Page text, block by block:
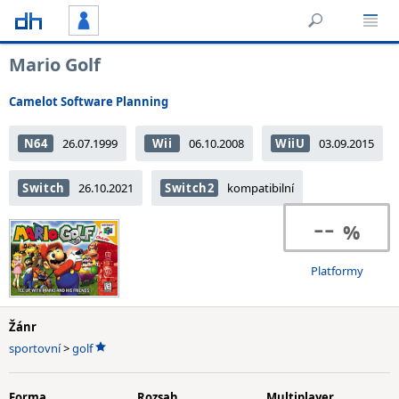
Mario Golf
Camelot Software Planning
N64 26.07.1999 Wii 06.10.2008 WiiU 03.09.2015
Switch 26.10.2021 Switch2 kompatibilní
--
Platformy
Žánr
sportovní>golf